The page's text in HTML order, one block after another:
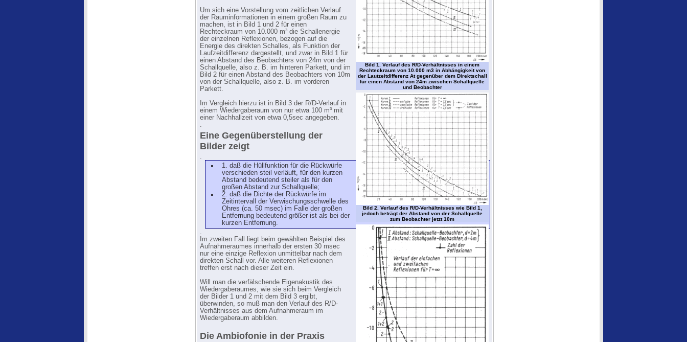
Bild 1. Verlauf des R/D-Verhältnisses in einem
Rechteckraum von 10.000 m3 in Abhängigkeit von
der Lautzeitdifferenz At gegenüber dem Direktschall
für einen Abstand von 24m zwischen Schallquelle
und Beobachter
Bild 2. Verlauf des R/D-Verhältnisses wie Bild 1,
jedoch beträgt der Abstand von der Schallquelle
zum Beobachter jetzt 10m
Um sich eine Vorstellung vom zeitlichen Verlauf
der Rauminformationen in einem großen Raum zu
machen, ist in Bild 1 und 2 für einen
Rechteckraum von 10.000 m³ die Schallenergie
der einzelnen Reflexionen, bezogen auf die
Energie des direkten Schalles, als Funktion der
Laufzeitdifferenz dargestellt, und zwar in Bild 1 für
einen Abstand des Beobachters von 24m von der
Schallquelle, also z. B. im hinteren Parkett, und im
Bild 2 für einen Abstand des Beobachters von 10m
von der Schallquelle, also z. B. im vorderen
Parkett.
Im Vergleich hierzu ist in Bild 3 der R/D-Verlauf in
einem Wiedergaberaum von nur etwa 100 m³ mit
einer Nachhallzeit von etwa 0,5sec angegeben.
.
Eine Gegenüberstellung der
Bilder zeigt
.
1. daß die Hüllfunktion für die Rückwürfe
verschieden steil verläuft, für den kurzen
Abstand bedeutend steiler als für den
großen Abstand zur Schallquelle;
2. daß die Dichte der Rückwürfe im
Zeitintervall der Verwischungsschwelle des
Ohres (ca. 50 msec) im Falle der großen
Entfernung bedeutend größer ist als bei der
kurzen Entfernung.
.
Im zweiten Fall liegt beim gewählten Beispiel des
Aufnahmeraumes innerhalb der ersten 30 msec
nur eine einzige Reflexion unmittelbar nach dem
direkten Schall vor. Alle weiteren Reflexionen
treffen erst nach dieser Zeit ein.
Will man die verfälschende Eigenakustik des
Wiedergaberaumes, wie sie sich beim Vergleich
der Bilder 1 und 2 mit dem Bild 3 ergibt,
überwinden, so muß man den Verlauf des R/D-
Verhältnisses aus dem Aufnahmeraum im
Wiedergaberaum abbilden.
Die Ambiofonie in der Praxis